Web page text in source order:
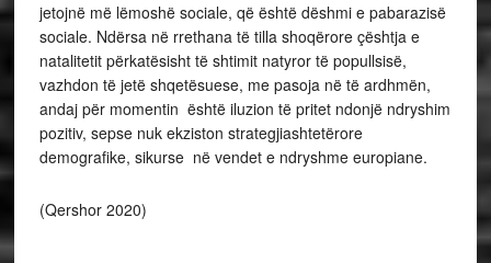
jetojnë më lëmoshë sociale, që është dëshmi e pabarazisë
sociale. Ndërsa në rrethana të tilla shoqërore çështja e
natalitetit përkatësisht të shtimit natyror të popullsisë,
vazhdon të jetë shqetësuese, me pasoja në të ardhmën,
andaj për momentin është iluzion të pritet ndonjë ndryshim
pozitiv, sepse nuk ekziston strategjiashtetërore
demografike, sikurse në vendet e ndryshme europiane.
(Qershor 2020)